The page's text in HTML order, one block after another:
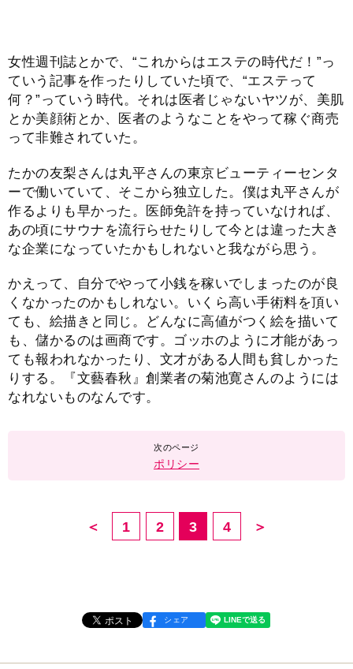
女性週刊誌とかで、“これからはエステの時代だ！”っ
ていう記事を作ったりしていた頃で、“エステって
何？”っていう時代。それは医者じゃないヤツが、美肌
とか美顔術とか、医者のようなことをやって稼ぐ商売
って非難されていた。
たかの友梨さんは丸平さんの東京ビューティーセンタ
ーで働いていて、そこから独立した。僕は丸平さんが
作るよりも早かった。医師免許を持っていなければ、
あの頃にサウナを流行らせたりして今とは違った大き
な企業になっていたかもしれないと我ながら思う。
かえって、自分でやって小銭を稼いでしまったのが良
くなかったのかもしれない。いくら高い手術料を頂い
ても、絵描きと同じ。どんなに高値がつく絵を描いて
も、儲かるのは画商です。ゴッホのように才能があっ
ても報われなかったり、文才がある人間も貧しかった
りする。『文藝春秋』創業者の菊池寛さんのようには
なれないものなんです。
ポリシー
＜ 1 2 3 4 ＞
シェア